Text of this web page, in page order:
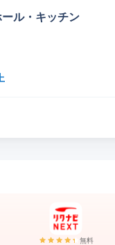
ル・キッチン
無料